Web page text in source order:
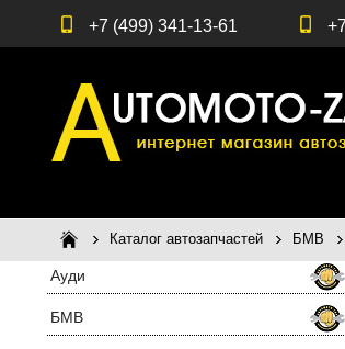
+7 (499) 341-13-61
Каталог автозапчастей БМВ
Ауди
БМВ